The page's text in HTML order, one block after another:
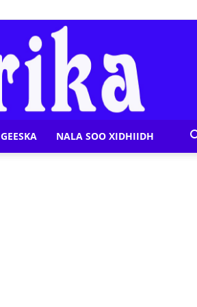
NALA SOO XIDHIIDH